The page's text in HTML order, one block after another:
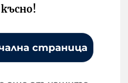
късно!
страница